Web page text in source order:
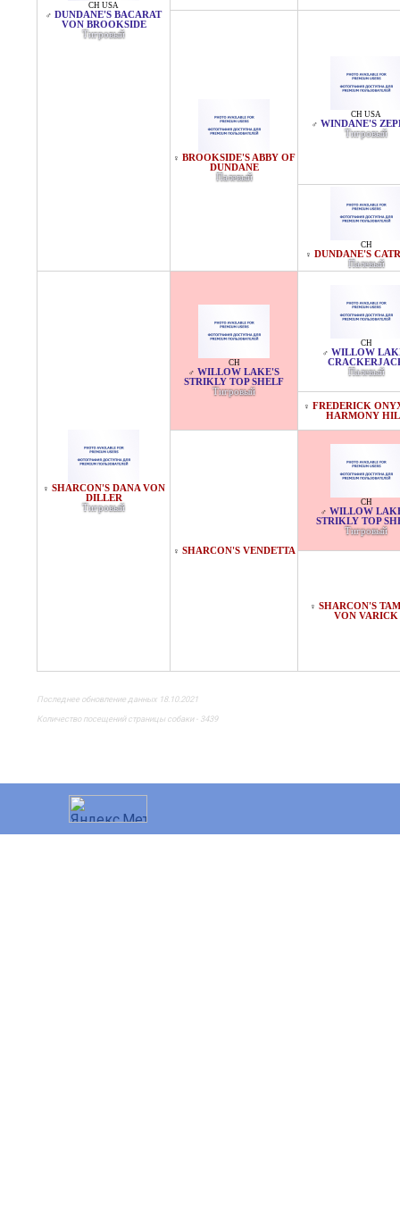
CH USA
♂ DUNDANE'S BACARAT
VON BROOKSIDE
Тигровый
♀ BROOKSIDE'S ABBY OF
DUNDANE
Палевый
CH USA
♂ WINDANE'S
Тигровый
CH
♀ DUNDANE'S
Палевый
♀ SHARCON'S DANA VON
DILLER
Тигровый
CH
♂ WILLOW LAKE'S
STRIKLY TOP SHELF
Тигровый
CH
♂ WILLOW
Палевый
♀ FREDERICK
HARMONY
♀ SHARCON'S VENDETTA
CH
♂ WILLOW
STRIKLY TOP
Тигровый
♀ SHARCON'S
VON VARICK
Последнее обновление данных 18.10.2021
Количество посещений страницы собаки - 3439